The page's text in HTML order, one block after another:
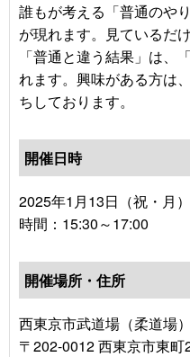
誰もが考える「普通のや
が現れます。見ているだ
「普通と違う結果」は、
れます。興味がある方は
ちしております。
開催日時
2025年1月13日（祝・月
時間：15:30～17:00
開催場所・住所
西東京市武道場（柔道場
〒202-0012 西東京市東町